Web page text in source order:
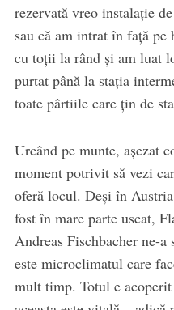
rezervată vreo instalaţie
sau că am intrat în faţă
cu toţii la rând şi am luat
purtat până la staţia
toate pârtiile care ţin de
Urcând pe munte, aşezat
moment potrivit să vezi
oferă locul. Deşi în
fost în mare parte uscat,
Andreas Fischbacher ne-
este microclimatul care
mult timp. Totul e